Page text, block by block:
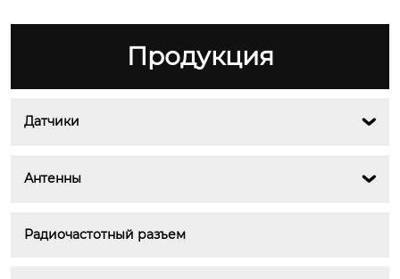
Продукция
Датчики 
Антенны 
Радиочастотный разъем